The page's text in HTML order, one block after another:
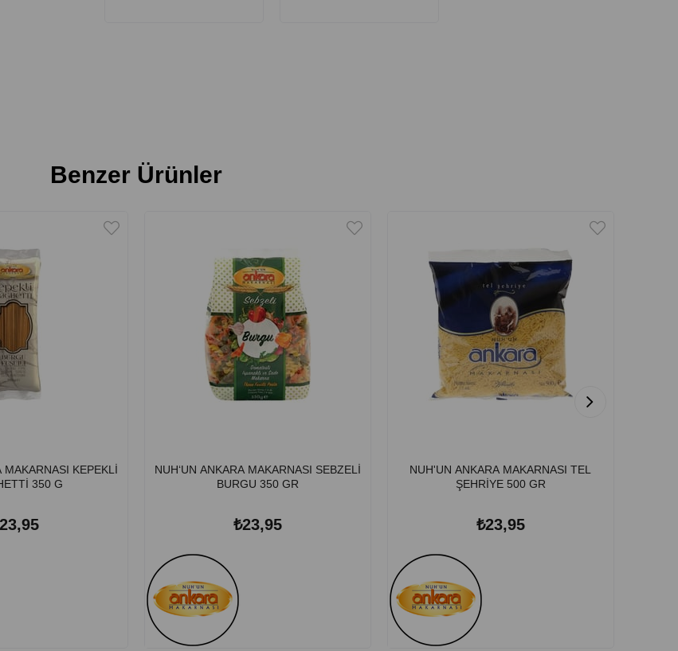
Benzer Ürünler
MAKARNASI KEPEKLİ
350 G
NUH‘UN ANKARA MAKARNASI SEBZELİ
BURGU 350 GR
₺23,95
NUH'UN ANKARA MAKARNASI TEL
ŞEHRİYE 500 GR
₺23,95